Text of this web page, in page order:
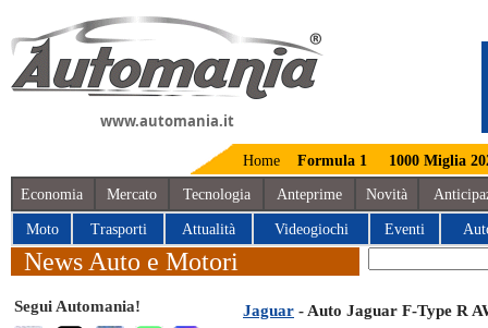
www.automania.it
Home Formula 1 1000 Miglia
Economia Mercato Tecnologia Anteprime Novità
Moto Trasporti Attualità Videogiochi Eventi
News Auto e Motori
Segui Automania! Jaguar - Auto Jaguar F-Type R